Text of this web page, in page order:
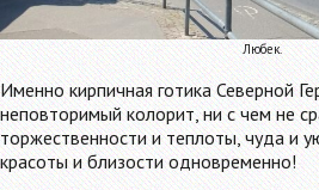
Любек.
Именно кирпичная готика Северной
неповторимый колорит, ни с чем не
торжественности и теплоты, чуда и
красоты и близости одновременно!